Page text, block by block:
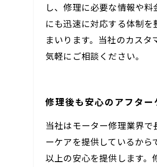
し、修理に必要な情報や
にも迅速に対応する体制
まいります。当社のカス
気軽にご相談ください。
修理後も安心のアフター
当社はモーター修理業界
ーケアを提供しているか
以上の安心を提供します。